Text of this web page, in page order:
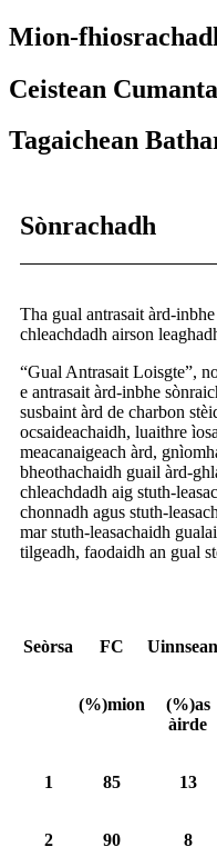
Mion-
Ceistean Cumanta
Tagaichean
Sònrachadh
Tha gual antrasait àrd-
chleachdadh airson
“Gual Antrasait Loisgte”,
e antrasait àrd-inbhe
susbaint àrd de charbon
ocsaideachaidh, luaithre
meacanaigeach àrd,
bheothachaidh guail àrd-
chleachdadh aig stuth-
chonnadh agus stuth-
mar stuth-leasachaidh
tilgeadh, faodaidh an gual
Seòrsa FC
(%)mion
(%)as
àirde
1 85 13
2 90 8